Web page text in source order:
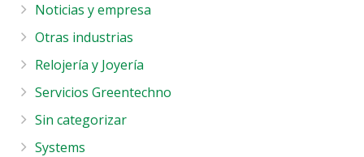
Noticias y empresa
Otras industrias
Relojería y Joyería
Servicios Greentechno
Sin categorizar
Systems